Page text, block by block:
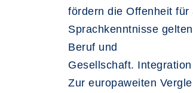
fördern die Offenheit für
Sprachkenntnisse
Beruf und
Gesellschaft.
Zur europaweiten